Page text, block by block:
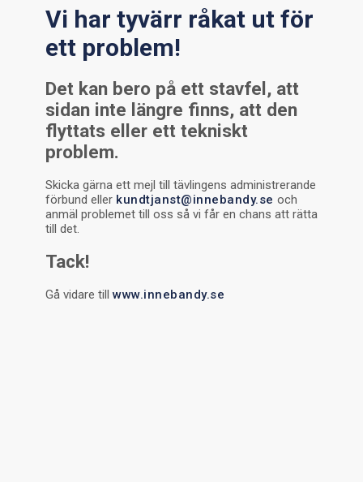
Vi har tyvärr råkat ut för
ett problem!
Det kan bero på ett stavfel, att
sidan inte längre finns, att den
flyttats eller ett tekniskt
problem.
Skicka gärna ett mejl till tävlingens administrerande
förbund eller kundtjanst@innebandy.se och
anmäl problemet till oss så vi får en chans att rätta
till det.
Tack!
Gå vidare till www.innebandy.se